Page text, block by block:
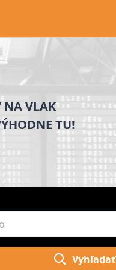
NA VLAK
TU!
Vyhľadať